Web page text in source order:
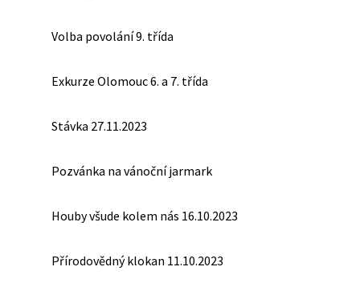
Volba povolání 9. třída
Exkurze Olomouc 6. a 7. třída
Stávka 27.11.2023
Pozvánka na vánoční jarmark
Houby všude kolem nás 16.10.2023
Přírodovědný klokan 11.10.2023